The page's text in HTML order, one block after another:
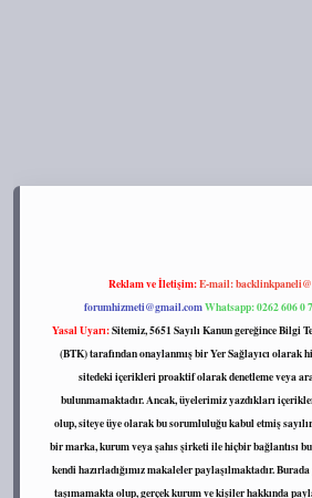
Reklam ve İletişim:E-mail:
forumhizmeti@gmail.comWhatsapp: 0262 606 0
Yasal Uyarı:Sitemiz, 5651 Sayılı Kanun gereğince
(BTK) tarafından onaylanmış bir Yer Sağlayıcı olarak
sitedeki içerikleri proaktif olarak denetleme veya
bulunmamaktadır. Ancak, üyelerimiz yazdıkları
olup, siteye üye olarak bu sorumluluğu kabul etmiş
bir marka, kurum veya şahıs şirketi ile hiçbir bağlantısı
kendi hazırladığımız makaleler paylaşılmaktadır.
taşımamakta olup, gerçek kurum ve kişiler hakkında